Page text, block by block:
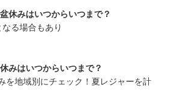
休みはいつからいつまで？
る場合もあり
みはいつからいつまで？
を地域別にチェック！夏レジャーを計